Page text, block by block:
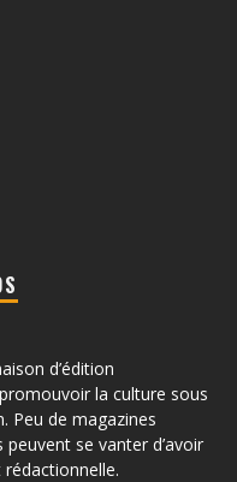
d’édition
la culture sous
Peu de magazines
peuvent se vanter d’avoir